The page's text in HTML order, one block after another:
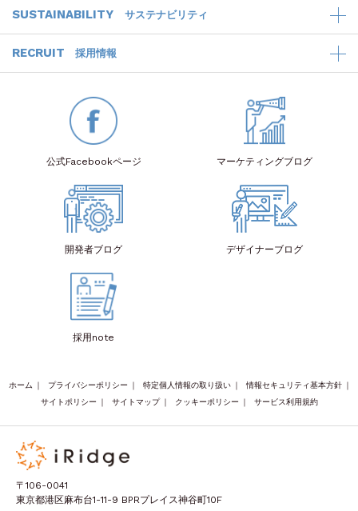
SUSTAINABILITY サステナビリティ
RECRUIT 採用情報
公式Facebookページ マーケティングブログ
開発者ブログ デザイナーブログ
採用note
ホーム ｜ プライバシーポリシー ｜ 特定個人情報の取り扱い ｜ 情報セキュリティ基本方針 ｜
サイトポリシー
｜ サイトマップ ｜ クッキーポリシー ｜ サービス利用規約
〒106-0041
東京都港区麻布台1-11-9 BPRプレイス神谷町10F